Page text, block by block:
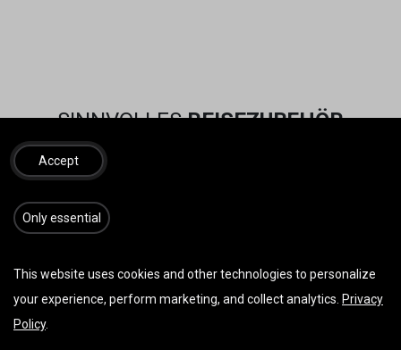
SINNVOLLESREISEZUBEHÖR
Accept
​​​Only essential
This website uses cookies and other technologies to personalize
your experience, perform marketing, and collect analytics. Privacy
Policy.